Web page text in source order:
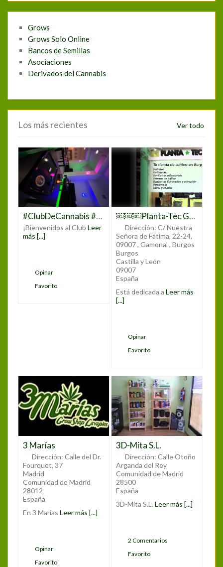
Grows
Grows Solo Online
Bancos de Semillas
Asociaciones
Derivados del Cannabis
Los más recientes Ver todo
#ClubDeCannabis #ClubCannabisMadrid #CannabisMadrid #CannabisClub #CannabisCommunity #CannabisLovers #CannabisCulture #CannabisEnMadrid #MarihuanaMadrid #WeedClubMadrid #CannabisEspaña #CannabisClubLife #CannabisExperience #JoinTheClub #CannabisSocialClub #CannabisEvents #CannabisEducation #CannabisNetworking
¡Bienvenidos al ClubLeer
más [...]
Opinar
Favorito
￼￼￼Planta-Tec Grow Shop
Dirección: C/ Nuestra
Señora de Fátima, 22-24,
09007 , Gamonal , Burgos
Burgos
Castilla y León
09007
España
Está dedicada aLeer más
[...]
Opinar
Favorito
3 Marías
Dirección: Calle del Dr.
Fourquet, 37
Madrid
Comunidad de Madrid
28012
España
En 3 MaríasLeer más [...]
Opinar
Favorito
3D-Mita S.L.
Dirección: Calle Otoño
Arganda del Rey
Comunidad de Madrid
28500
España
3D-Mita S.L.Leer más [...]
2 Comentarios
Favorito